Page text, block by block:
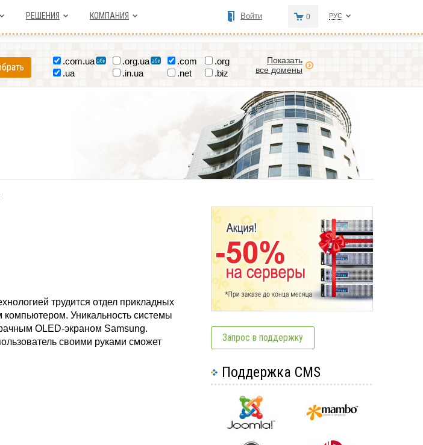
РЕШЕНИЯ КОМПАНИЯ РУС
0
Войти
.com.ua .org.ua .com
.org
.ua
.in.ua .net .biz
Показать
все домены
трудится отдел прикладных
компьютером. Уникальность системы
OLED-экраном Samsung.
своими руками сможет
Запрос в поддержку
Поддержка CMS